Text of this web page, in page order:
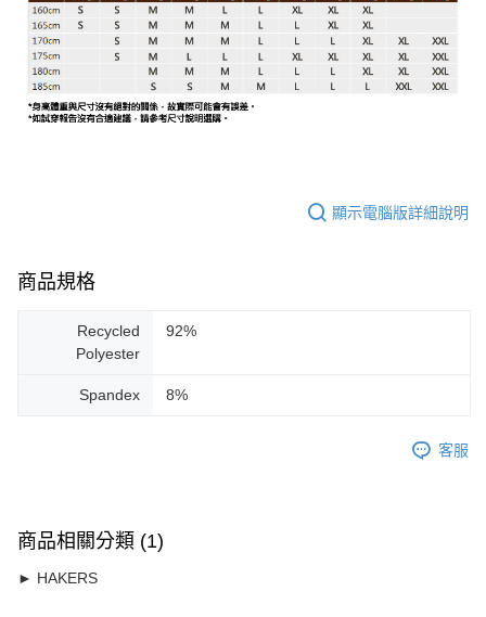
顯示電腦版詳細說明
商品規格
Recycled
Polyester
92%
Spandex 8%
客服
商品相關分類 (1)
► HAKERS